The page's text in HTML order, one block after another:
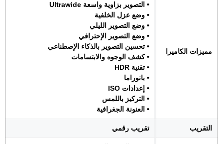
مميزات الكاميرا
• التصوير بزاوية واسعة Ultrawide
• وضع عزل الخلفية
• وضع التصوير الليلي
• وضع التصوير الإحترافي
• تحسين التصوير بالذكاء الإصطناعي
• كشف الوجوه والابتسامات
• تقنية HDR
• بانوراما
• إعدادات ISO
• التركيز باللمس
• العنونة الجغرافية
التقريب تقريب رقمي